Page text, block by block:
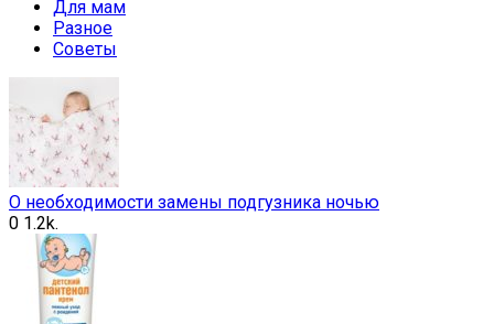
Для мам
Разное
Советы
О необходимости замены подгузника ночью
0 1.2k.